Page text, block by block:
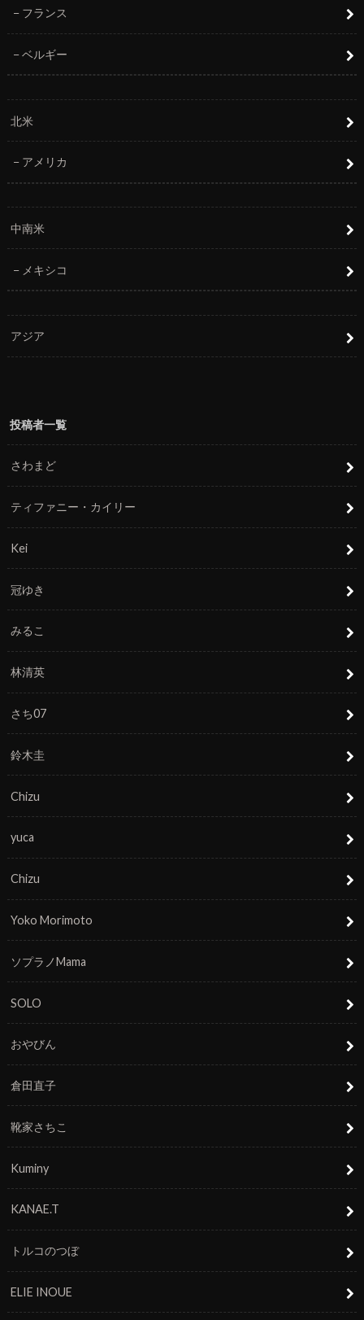
フランス
ベルギー
北米
アメリカ
中南米
メキシコ
アジア
投稿者一覧
さわまど
ティファニー・カイリー
Kei
冠ゆき
みるこ
林清英
さち07
鈴木圭
Chizu
yuca
Chizu
Yoko Morimoto
ソプラノMama
SOLO
おやびん
倉田直子
靴家さちこ
Kuminy
KANAE.T
トルコのつぼ
ELIE INOUE